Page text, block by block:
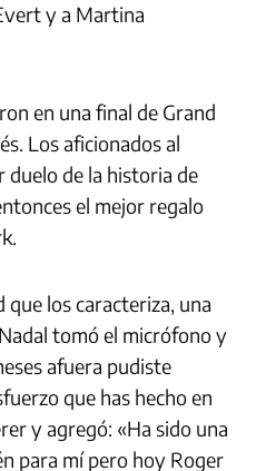
y a Martina
en una final de Grand
Los aficionados al
duelo de la historia de
el mejor regalo
que los caracteriza, una
tomó el micrófono y
afuera pudiste
que has hecho en
y agregó: «Ha sido una
para mí pero hoy Roger